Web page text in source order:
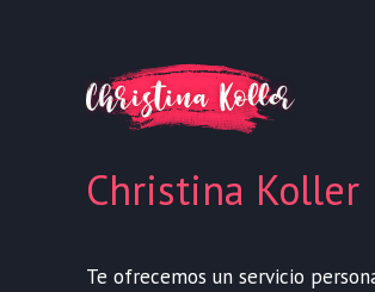
Christina Koller
Te ofrecemos un servicio